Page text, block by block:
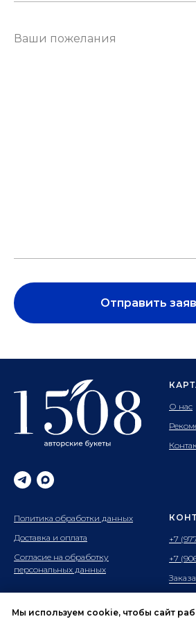
Мы используем cookie, чтобы сайт
Отправить
О нас
Политика обработки данных
Доставка и оплата
Согласие на обработку
персональных данных
+7
+7